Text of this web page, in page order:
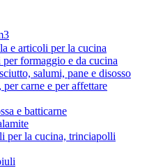
e articoli per la cucina
formaggio e da cucina
salumi, pane e disosso
carne e per affettare
e batticarne
per la cucina, trinciapolli